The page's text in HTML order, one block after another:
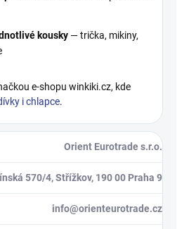
kousky — trička, mikiny,
e-shopu winkiki.cz, kde
i chlapce.
Orient Eurotrade s.r.o.
570/4, Střížkov, 190 00 Praha 9
info@orienteurotrade.cz